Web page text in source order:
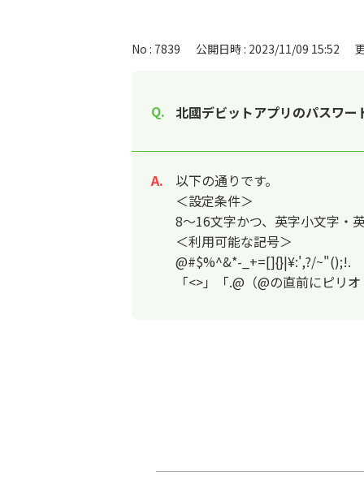
No : 7839 公開日時 : 2023/11/09 15:52
北國デビットアプリのパスワ
回答
以下の通りです。
＜設定条件＞
8～16文字かつ、英字小文字・
＜利用可能な記号＞
@#$%^&*-_+=[]{}|¥:',?/~"();!.
「<>」「.@（@の直前にピリ